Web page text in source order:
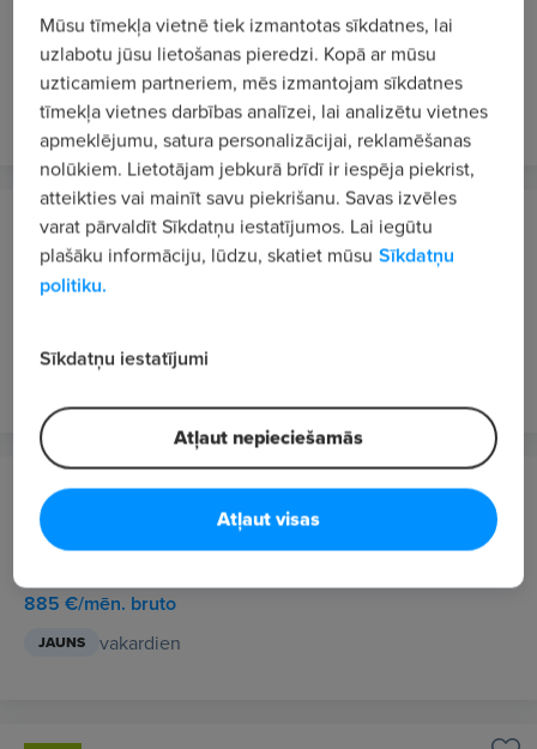
Hidrogrāfs/-e
1620 - 2020 €/mēn. bruto
pirms 4 dienām VIP 1
KNAUF, SIA
Ropažu novads
Laborants/-e
pirms 5 dienām
Gētes institūts Rīgā
885 €/mēn. bruto
JAUNS vakardien
Mūsu tīmekļa vietnē tiek izmantotas sīkdatnes, lai
uzlabotu jūsu lietošanas pieredzi. Kopā ar mūsu
uzticamiem partneriem, mēs izmantojam sīkdatnes
tīmekļa vietnes darbības analīzei, lai analizētu vietnes
apmeklējumu, satura personalizācijai, reklamēšanas
nolūkiem. Lietotājam jebkurā brīdī ir iespēja piekrist,
atteikties vai mainīt savu piekrišanu. Savas izvēles
varat pārvaldīt Sīkdatņu iestatījumos. Lai iegūtu
plašāku informāciju, lūdzu, skatiet mūsu Sīkdatņu
politiku.
Sīkdatņu iestatījumi
Atļaut nepieciešamās
Atļaut visas